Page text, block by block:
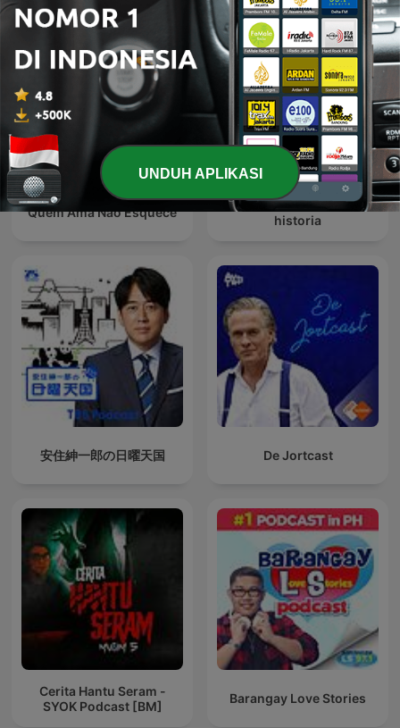
Quem Ama Não Esquece
Historias de nuestra
historia
安住紳一郎の日曜天国 De Jortcast
Cerita Hantu Seram -
SYOK Podcast [BM]
Barangay Love Stories
UNDUH APLIKASI